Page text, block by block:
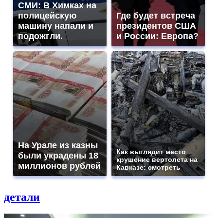
СМИ: В Химках на
полицейскую
машину напали и
подожгли.
Где будет встреча
президентов США
и России: Европа?
На Урале из казны
были украдены 18
миллионов рублей
Как выглядит место
крушение вертолета на
Кавказе: смотреть
детали